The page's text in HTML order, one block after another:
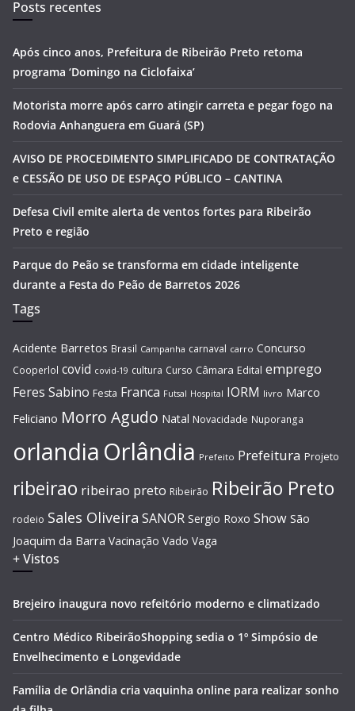
Posts recentes
Após cinco anos, Prefeitura de Ribeirão Preto retoma
programa ‘Domingo na Ciclofaixa’
Motorista morre após carro atingir carreta e pegar fogo na
Rodovia Anhanguera em Guará (SP)
AVISO DE PROCEDIMENTO SIMPLIFICADO DE CONTRATAÇÃO
e CESSÃO DE USO DE ESPAÇO PÚBLICO – CANTINA
Defesa Civil emite alerta de ventos fortes para Ribeirão
Preto e região
Parque do Peão se transforma em cidade inteligente
durante a Festa do Peão de Barretos 2026
Tags
Acidente Barretos Brasil Campanha carnaval carro Concurso
Cooperlol covid covid-19 cultura Curso Câmara Edital emprego
Feres Sabino Festa Franca Futsal Hospital IORM livro Marco
Feliciano Morro Agudo Natal Novacidade Nuporanga
orlandia Orlândia Prefeito Prefeitura Projeto
ribeirao ribeirao preto Ribeirão Ribeirão Preto
rodeio Sales Oliveira SANOR Sergio Roxo Show São
Joaquim da Barra Vacinação Vado Vaga
+ Vistos
Brejeiro inaugura novo refeitório moderno e climatizado
Centro Médico RibeirãoShopping sedia o 1º Simpósio de
Envelhecimento e Longevidade
Família de Orlândia cria vaquinha online para realizar sonho